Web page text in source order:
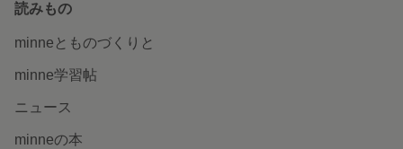
読みもの
minneとものづくりと
minne学習帖
ニュース
minneの本